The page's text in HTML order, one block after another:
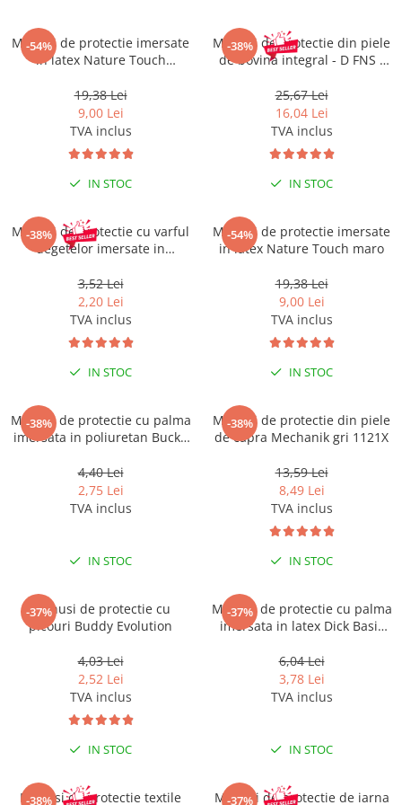
Sorturi
Pentru copii
Veste de lucru
Pentru femei
Bluze pentru femei
Jachete / Bluze salopeta
Pantaloni de lucru cu pieptar
Tricouri polo
Veste de lucru
-54%
Manusi de protectie imersate
in latex Nature Touch
19,38 Lei
9,00 Lei
TVA inclus
IN STOC
-38%
Manusi de protectie din piele
de bovina integral - D FNS -
25,67 Lei
16,04 Lei
TVA inclus
IN STOC
-38%
Manusi de protectie cu varful
degetelor imersate in
3,52 Lei
2,20 Lei
TVA inclus
IN STOC
-54%
Manusi de protectie imersate
in latex Nature Touch maro
19,38 Lei
9,00 Lei
TVA inclus
IN STOC
-38%
Manusi de protectie cu palma
imersata in poliuretan Buck -
4,40 Lei
2,75 Lei
TVA inclus
IN STOC
-38%
Manusi de protectie din piele
de capra Mechanik gri 1121X
13,59 Lei
8,49 Lei
TVA inclus
IN STOC
-37%
Manusi de protectie cu
picouri Buddy Evolution
4,03 Lei
2,52 Lei
TVA inclus
IN STOC
-37%
Manusi de protectie cu palma
imersata in latex Dick Basic
6,04 Lei
3,78 Lei
TVA inclus
IN STOC
-38%
Manusi de protectie textile -37%
Manusi de protectie de iarna